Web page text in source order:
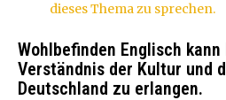
dieses Thema zu sprechen.
Wohlbefinden Englisch
Verständnis der Kultur und
Deutschland zu erlangen.